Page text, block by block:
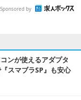
Sponsored by
ンが使えるアダプタ
スマブラSP』も安心